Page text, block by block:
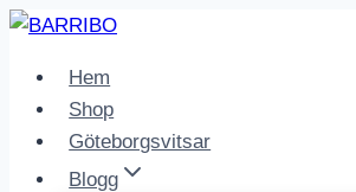
Skip
contentHem
Shop
Göteborgsvitsar
Blogg